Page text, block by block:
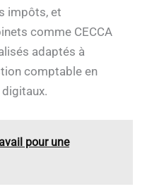
impôts, et
comme CECCA
adaptés à
comptable en
pour une